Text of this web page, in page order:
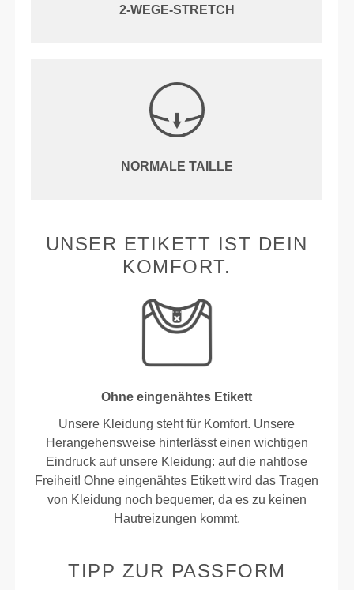
2-WEGE-STRETCH
NORMALE TAILLE
UNSER ETIKETT IST DEIN
KOMFORT.
Ohne eingenähtes Etikett
Unsere Kleidung steht für Komfort. Unsere
Herangehensweise hinterlässt einen wichtigen
Eindruck auf unsere Kleidung: auf die nahtlose
Freiheit! Ohne eingenähtes Etikett wird das Tragen
von Kleidung noch bequemer, da es zu keinen
Hautreizungen kommt.
TIPP ZUR PASSFORM